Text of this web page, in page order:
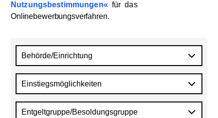
Nutzungsbestimmungen
für das
Onlinebewerbungsverfahren.
Behörde/Einrichtung
Einstiegsmöglichkeiten
Entgeltgruppe/Besoldungsgruppe